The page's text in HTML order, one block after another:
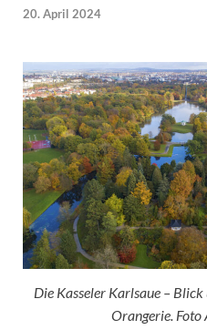
20. April 2024
Die Kasseler Karlsaue –
Orangerie. Foto